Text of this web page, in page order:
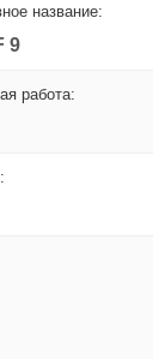
название:
9
работа: